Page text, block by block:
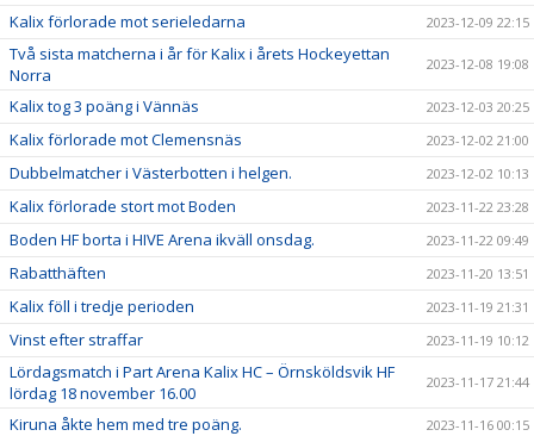
Kalix förlorade mot serieledarna 2023-12-09 22:15
Två sista matcherna i år för Kalix i årets Hockeyettan
Norra
2023-12-08 19:08
Kalix tog 3 poäng i Vännäs 2023-12-03 20:25
Kalix förlorade mot Clemensnäs 2023-12-02 21:00
Dubbelmatcher i Västerbotten i helgen. 2023-12-02 10:13
Kalix förlorade stort mot Boden 2023-11-22 23:28
Boden HF borta i HIVE Arena ikväll onsdag. 2023-11-22 09:49
Rabatthäften 2023-11-20 13:51
Kalix föll i tredje perioden 2023-11-19 21:31
Vinst efter straffar 2023-11-19 10:12
Lördagsmatch i Part Arena Kalix HC – Örnsköldsvik HF
lördag 18 november 16.00
2023-11-17 21:44
Kiruna åkte hem med tre poäng. 2023-11-16 00:15